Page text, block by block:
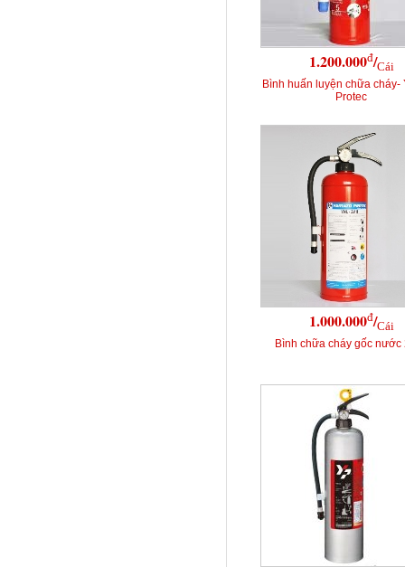
1.200.000đ/Cái
Bình huấn luyện chữa cháy-
Protec
1.000.000đ/Cái
Bình chữa cháy gốc nước